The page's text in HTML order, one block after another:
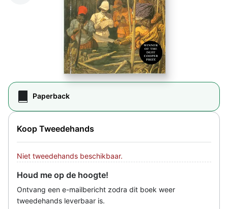
Paperback
Koop Tweedehands
Niet tweedehands beschikbaar.
Houd me op de hoogte!
Ontvang een e-mailbericht zodra dit boek weer
tweedehands leverbaar is.